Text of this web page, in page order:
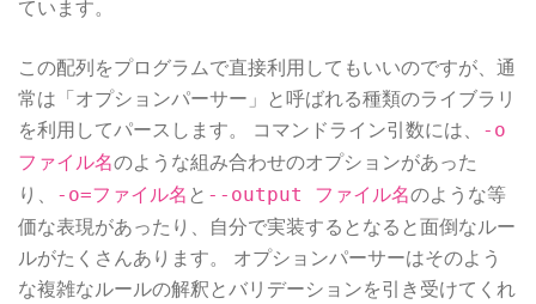
ています。
この配列をプログラムで直接利用してもいいのですが、通
常は「オプションパーサー」と呼ばれる種類のライブラリ
を利用してパースします。 コマンドライン引数には、
-o
ファイル名のような組み合わせのオプションがあった
り、
-o=ファイル名 と --output ファイル名のような等
価な表現があったり、自分で実装するとなると面倒なルー
ルがたくさんあります。 オプションパーサーはそのよう
な複雑なルールの解釈とバリデーションを引き受けてくれ